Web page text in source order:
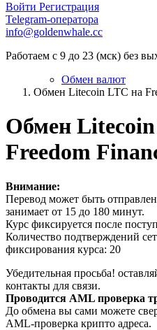
Войти Регистрация
Telegram-оператора
info@goldenwhale.cc
Работаем с 9 до 23 (мск) без
Обмен валют
Обмен Litecoin LTC на
Обмен
Freedom
Внимание:
Перевод может быть
занимает от 15 до 180 минут.
Курс фиксируется после
Количество подтверждений
фиксирования курса: 20
Убедительная просьба!
контакты для связи.
Проводится AML проверка
До обмена вы сами можете
AML-проверка крипто адреса.